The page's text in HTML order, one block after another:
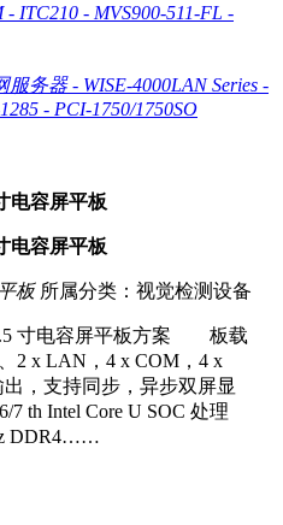
- ITC210 - MVS900-511-FL -
服务器 - WISE-4000LAN Series -
- PCI-1750/1750SO
板 所属分类：视觉检测设备
寸电容屏平板方案 板载
2 x LAN，4 x COM，4 x
，支持同步，异步双屏显
Intel Core U SOC 处理
DDR4……